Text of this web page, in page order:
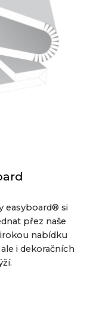
easyboard® si
přez naše
nabídku
i dekoračních